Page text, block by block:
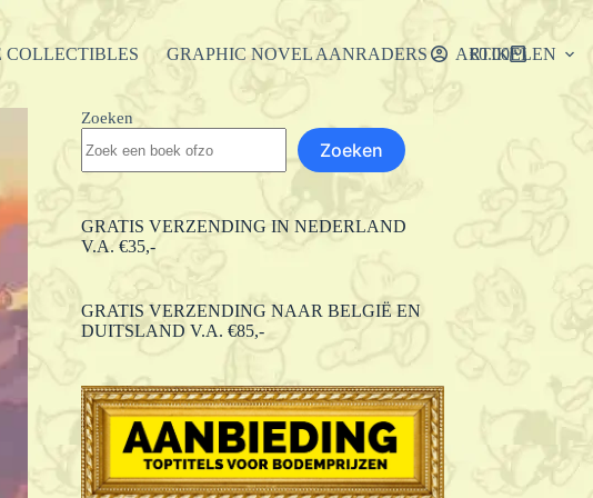
COLLECTIBLES GRAPHIC NOVEL AANRADERS ARTIKELEN
Winkelwagen
€0.00
Zoeken
Zoeken
GRATIS VERZENDING IN NEDERLAND
V.A. €35,-
GRATIS VERZENDING NAAR BELGIË EN
DUITSLAND V.A. €85,-